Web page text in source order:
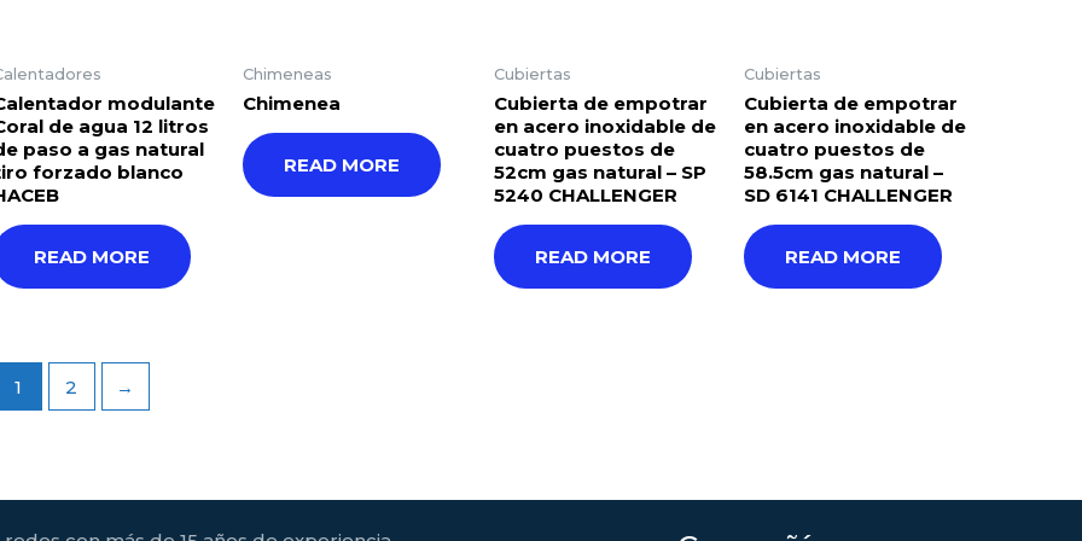
modulante
de agua 12 litros
paso a gas natural
forzado blanco
READ MORE
Chimeneas
Chimenea
READ MORE
Cubiertas
Cubierta de empotrar
en acero inoxidable de
cuatro puestos de
52cm gas natural – SP
5240 CHALLENGER
READ MORE
Cubiertas
Cubierta de empotrar
en acero inoxidable de
cuatro puestos de
58.5cm gas natural –
SD 6141 CHALLENGER
READ MORE
1 2 →